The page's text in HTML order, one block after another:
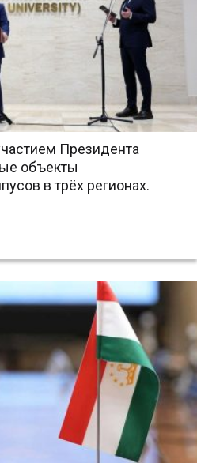
Президента
объекты
в трёх регионах.